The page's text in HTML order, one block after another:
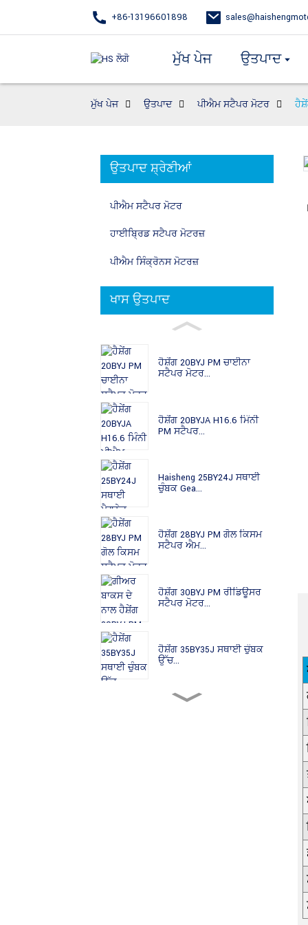
+86-13196601898
ਮੁੱਖ ਪੇਜ ਉਤਪਾਦ
ਮੁੱਖ ਪੇਜ ਉਤਪਾਦ ਪੀਐਮ ਸਟੈਪਰ ਮੋਟਰ
ਉਤਪਾਦ ਸ਼੍ਰੇਣੀਆਂ
ਪੀਐਮ ਸਟੈਪਰ ਮੋਟਰ
ਹਾਈਬ੍ਰਿਡ ਸਟੈਪਰ ਮੋਟਰਜ਼
ਪੀਐਮ ਸਿੰਕ੍ਰੋਨਸ ਮੋਟਰਜ਼
ਖਾਸ ਉਤਪਾਦ
ਹੈਸ਼ੇਂਗ 20BYJ PM ਚਾਈਨਾ
ਸਟੈਪਰ ਮੋਟਰ...
ਹੈਸ਼ੇਂਗ 20BYJA H16.6 ਮਿੰਨੀ
PM ਸਟੈਪਰ...
Haisheng 25BY24J ਸਥਾਈ
ਚੁੰਬਕ Gea...
ਹੈਸ਼ੇਂਗ 28BYJ PM ਗੋਲ ਕਿਸਮ
ਸਟੈਪਰ ਐਮ...
ਹੈਸ਼ੇਂਗ 30BYJ PM ਰੀਡਿਊਸਰ
ਸਟੈਪਰ ਮੋਟਰ...
ਹੈਸ਼ੇਂਗ 35BY35J ਸਥਾਈ ਚੁੰਬਕ
ਉੱਚ...
Loading...
Loading...